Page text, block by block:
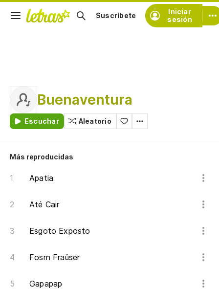
Iniciar
sesión
Suscríbete
Buenaventura
Escuchar Aleatorio
Más reproducidas
Apatia
Até Cair
Esgoto Exposto
Fosrn Fraüser
Gapapap